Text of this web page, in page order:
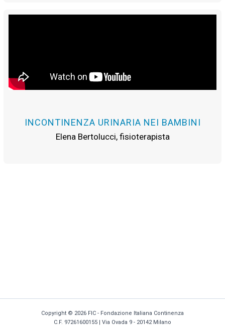
INCONTINENZA URINARIA NEI BAMBINI
Elena Bertolucci, fisioterapista
Copyright © 2026 FIC - Fondazione Italiana Continenza
C.F. 97261600155 | Via Ovada 9 - 20142 Milano